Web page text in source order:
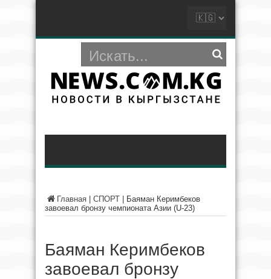
Главная СПОРТ
Баяман Керимбеков
завоевал бронзу чемпионата Азии (U-23)
Баяман Керимбеков
завоевал бронзу